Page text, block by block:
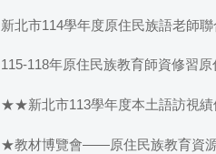
新北市114學年度原住民族語老師
115-118年原住民族教育師資修習
★★新北市113學年度本土語訪視績
★教材博覽會——原住民族教育資